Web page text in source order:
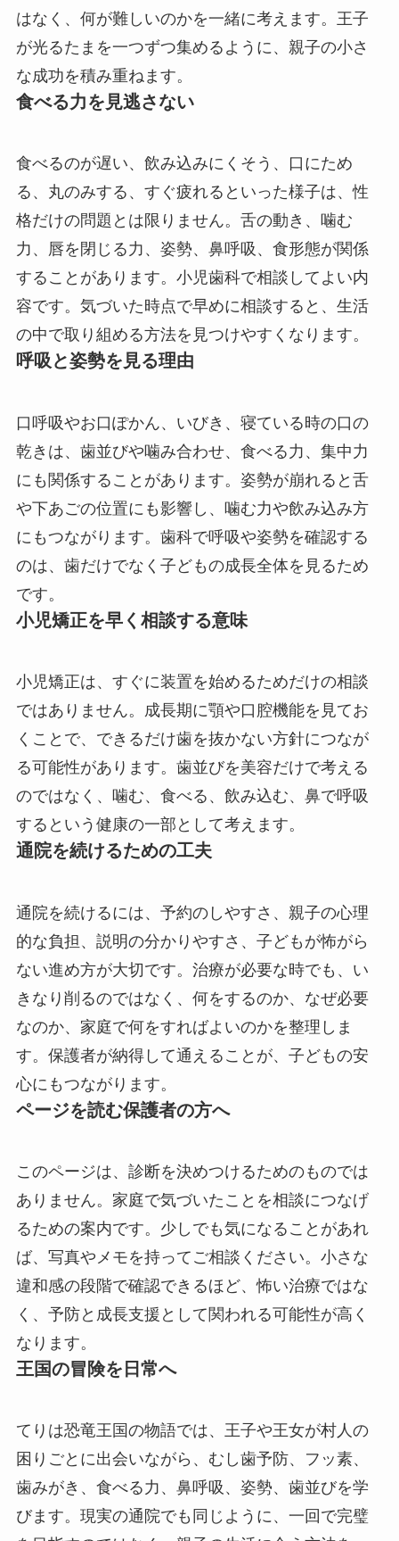
はなく、何が難しいのかを一緒に考えます。王子
が光るたまを一つずつ集めるように、親子の小さ
な成功を積み重ねます。
食べる力を見逃さない
食べるのが遅い、飲み込みにくそう、口にため
る、丸のみする、すぐ疲れるといった様子は、性
格だけの問題とは限りません。舌の動き、噛む
力、唇を閉じる力、姿勢、鼻呼吸、食形態が関係
することがあります。小児歯科で相談してよい内
容です。気づいた時点で早めに相談すると、生活
の中で取り組める方法を見つけやすくなります。
呼吸と姿勢を見る理由
口呼吸やお口ぽかん、いびき、寝ている時の口の
乾きは、歯並びや噛み合わせ、食べる力、集中力
にも関係することがあります。姿勢が崩れると舌
や下あごの位置にも影響し、噛む力や飲み込み方
にもつながります。歯科で呼吸や姿勢を確認する
のは、歯だけでなく子どもの成長全体を見るため
です。
小児矯正を早く相談する意味
小児矯正は、すぐに装置を始めるためだけの相談
ではありません。成長期に顎や口腔機能を見てお
くことで、できるだけ歯を抜かない方針につなが
る可能性があります。歯並びを美容だけで考える
のではなく、噛む、食べる、飲み込む、鼻で呼吸
するという健康の一部として考えます。
通院を続けるための工夫
通院を続けるには、予約のしやすさ、親子の心理
的な負担、説明の分かりやすさ、子どもが怖がら
ない進め方が大切です。治療が必要な時でも、い
きなり削るのではなく、何をするのか、なぜ必要
なのか、家庭で何をすればよいのかを整理しま
す。保護者が納得して通えることが、子どもの安
心にもつながります。
ページを読む保護者の方へ
このページは、診断を決めつけるためのものでは
ありません。家庭で気づいたことを相談につなげ
るための案内です。少しでも気になることがあれ
ば、写真やメモを持ってご相談ください。小さな
違和感の段階で確認できるほど、怖い治療ではな
く、予防と成長支援として関われる可能性が高く
なります。
王国の冒険を日常へ
てりは恐竜王国の物語では、王子や王女が村人の
困りごとに出会いながら、むし歯予防、フッ素、
歯みがき、食べる力、鼻呼吸、姿勢、歯並びを学
びます。現実の通院でも同じように、一回で完璧